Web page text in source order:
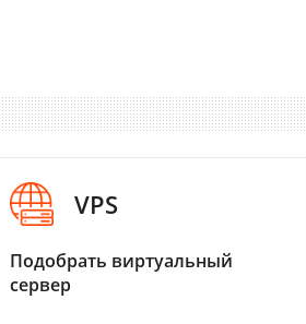
VPS
Подобрать виртуальный
сервер